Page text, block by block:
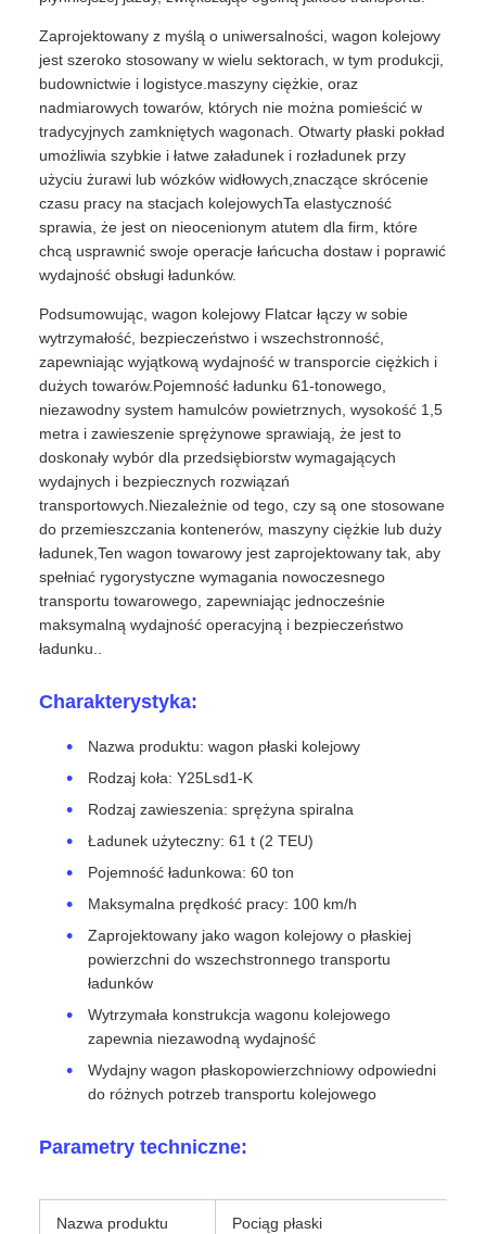
Zaprojektowany z myślą o uniwersalności, wagon kolejowy
jest szeroko stosowany w wielu sektorach, w tym produkcji,
budownictwie i logistyce.maszyny ciężkie, oraz
nadmiarowych towarów, których nie można pomieścić w
tradycyjnych zamkniętych wagonach. Otwarty płaski pokład
umożliwia szybkie i łatwe załadunek i rozładunek przy
użyciu żurawi lub wózków widłowych,znaczące skrócenie
czasu pracy na stacjach kolejowychTa elastyczność
sprawia, że jest on nieocenionym atutem dla firm, które
chcą usprawnić swoje operacje łańcucha dostaw i poprawić
wydajność obsługi ładunków.
Podsumowując, wagon kolejowy Flatcar łączy w sobie
wytrzymałość, bezpieczeństwo i wszechstronność,
zapewniając wyjątkową wydajność w transporcie ciężkich i
dużych towarów.Pojemność ładunku 61-tonowego,
niezawodny system hamulców powietrznych, wysokość 1,5
metra i zawieszenie sprężynowe sprawiają, że jest to
doskonały wybór dla przedsiębiorstw wymagających
wydajnych i bezpiecznych rozwiązań
transportowych.Niezależnie od tego, czy są one stosowane
do przemieszczania kontenerów, maszyny ciężkie lub duży
ładunek,Ten wagon towarowy jest zaprojektowany tak, aby
spełniać rygorystyczne wymagania nowoczesnego
transportu towarowego, zapewniając jednocześnie
maksymalną wydajność operacyjną i bezpieczeństwo
ładunku..
Charakterystyka:
Nazwa produktu: wagon płaski kolejowy
Rodzaj koła: Y25Lsd1-K
Rodzaj zawieszenia: sprężyna spiralna
Ładunek użyteczny: 61 t (2 TEU)
Pojemność ładunkowa: 60 ton
Maksymalna prędkość pracy: 100 km/h
Zaprojektowany jako wagon kolejowy o płaskiej
powierzchni do wszechstronnego transportu
ładunków
Wytrzymała konstrukcja wagonu kolejowego
zapewnia niezawodną wydajność
Wydajny wagon płaskopowierzchniowy odpowiedni
do różnych potrzeb transportu kolejowego
Parametry techniczne:
Nazwa produktu Pociąg płaski